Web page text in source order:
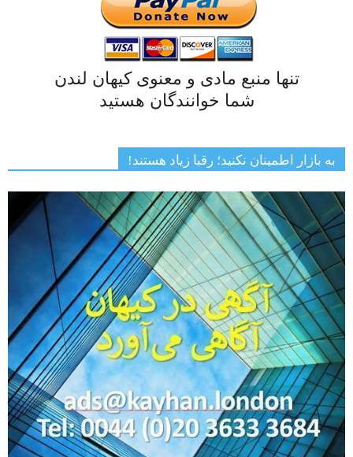
تنها منبع مادی و معنوی کیهان لندن
شما خوانندگان هستید
به بازار اطمینان نکنید؛ رقبا زیاد هستند!